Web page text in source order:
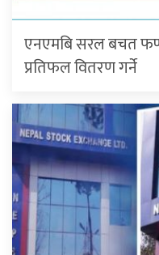
एनएमबि सरल बचत
प्रतिफल वितरण गर्ने